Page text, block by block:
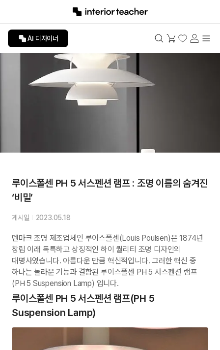
AI 디자이너
루이스폴센 PH 5 서스펜션 램프 : 조명 이름의 숨겨진
‘비밀’
게시일 2023.05.18
덴마크 조명 제조업체인 루이스폴센(Louis Poulsen)은 1874년
창립 이래 독특하고 상징적인 하이 퀄리티 조명 디자인의
대명사였습니다. 아름다운 만큼 혁신적입니다. 그러한 혁신 중
하나는 놀라운 기능과 결합된 루이스폴센 PH 5 서스펜션 램프
(PH 5 Suspension Lamp) 입니다.
루이스폴센 PH 5 서스펜션 램프(PH 5
Suspension Lamp)